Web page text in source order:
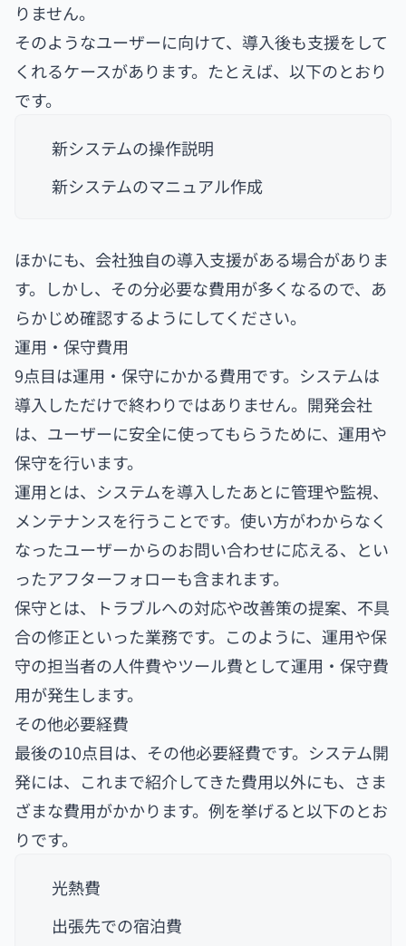
りません。
そのようなユーザーに向けて、導入後も支援をして
くれるケースがあります。たとえば、以下のとおり
です。
新システムの操作説明
新システムのマニュアル作成
ほかにも、会社独自の導入支援がある場合がありま
す。しかし、その分必要な費用が多くなるので、あ
らかじめ確認するようにしてください。
運用・保守費用
9点目は運用・保守にかかる費用です。システムは
導入しただけで終わりではありません。開発会社
は、ユーザーに安全に使ってもらうために、運用や
保守を行います。
運用とは、システムを導入したあとに管理や監視、
メンテナンスを行うことです。使い方がわからなく
なったユーザーからのお問い合わせに応える、とい
ったアフターフォローも含まれます。
保守とは、トラブルへの対応や改善策の提案、不具
合の修正といった業務です。このように、運用や保
守の担当者の人件費やツール費として運用・保守費
用が発生します。
その他必要経費
最後の10点目は、その他必要経費です。システム開
発には、これまで紹介してきた費用以外にも、さま
ざまな費用がかかります。例を挙げると以下のとお
りです。
光熱費
出張先での宿泊費